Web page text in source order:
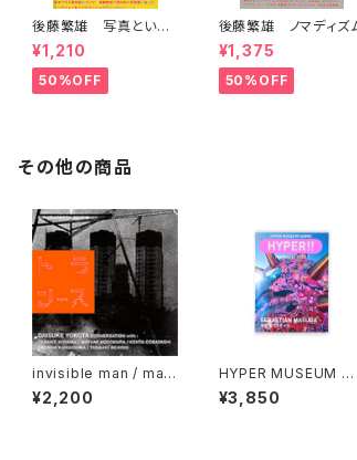
後藤繁雄 写真という
名の幸福な仕事
¥1,210
50%OFF
後藤繁雄 ノマディズ
¥1,375
50%OFF
その他の商品
invisible man / mag
azine vol.5—G/P YE
ARBOOK 2015/16 "T
¥2,200
HYPER MUSEUM HA
NNO: HYPER!! maga
zine 2026 増田セバス
¥3,850